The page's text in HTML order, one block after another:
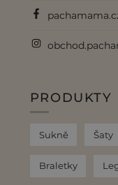
PRODUKTY
Sukně Šaty
Braletky